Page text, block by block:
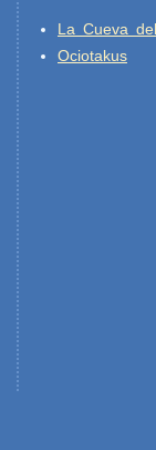
La Cueva
Ociotakus